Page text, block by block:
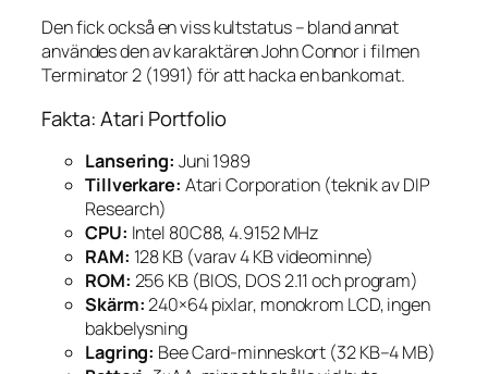
Den fick också en viss kultstatus – bland annat
användes den av karaktären John Connor i filmen
Terminator 2(1991) för att hacka en bankomat.
Fakta: Atari Portfolio
Lansering: Juni 1989
Tillverkare: Atari Corporation (teknik av DIP
Research)
CPU: Intel 80C88, 4.9152 MHz
RAM: 128 KB (varav 4 KB videominne)
ROM: 256 KB (BIOS, DOS 2.11 och program)
Skärm:240×64 pixlar, monokrom LCD, ingen
bakbelysning
Lagring: Bee Card-minneskort (32 KB–4 MB)